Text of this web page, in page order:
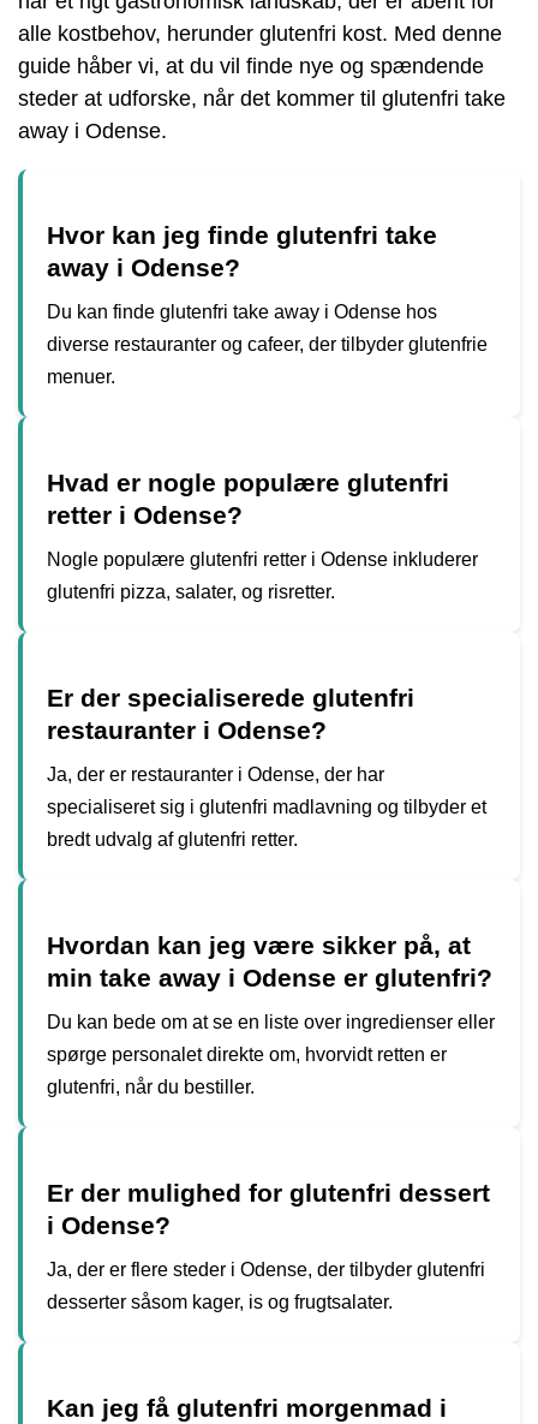
alle kostbehov, herunder glutenfri kost. Med denne
guide håber vi, at du vil finde nye og spændende
steder at udforske, når det kommer til glutenfri take
away i Odense.
Hvor kan jeg finde glutenfri take
away i Odense?
Du kan finde glutenfri take away i Odense hos
diverse restauranter og cafeer, der tilbyder glutenfrie
menuer.
Hvad er nogle populære glutenfri
retter i Odense?
Nogle populære glutenfri retter i Odense inkluderer
glutenfri pizza, salater, og risretter.
Er der specialiserede glutenfri
restauranter i Odense?
Ja, der er restauranter i Odense, der har
specialiseret sig i glutenfri madlavning og tilbyder et
bredt udvalg af glutenfri retter.
Hvordan kan jeg være sikker på, at
min take away i Odense er glutenfri?
Du kan bede om at se en liste over ingredienser eller
spørge personalet direkte om, hvorvidt retten er
glutenfri, når du bestiller.
Er der mulighed for glutenfri dessert
i Odense?
Ja, der er flere steder i Odense, der tilbyder glutenfri
desserter såsom kager, is og frugtsalater.
Kan jeg få glutenfri morgenmad i